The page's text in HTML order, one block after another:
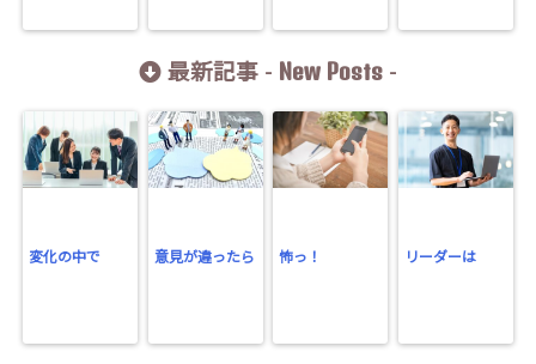
最新記事 - New Posts -
変化の中で 意見が違ったら 怖っ！ リーダーは